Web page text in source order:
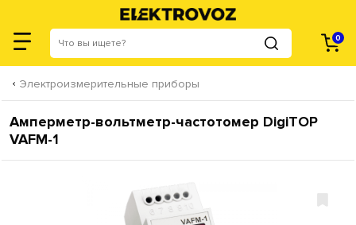
0
Электроизмерительные приборы
Амперметр-вольтметр-частотомер DigiTOP
VAFM-1